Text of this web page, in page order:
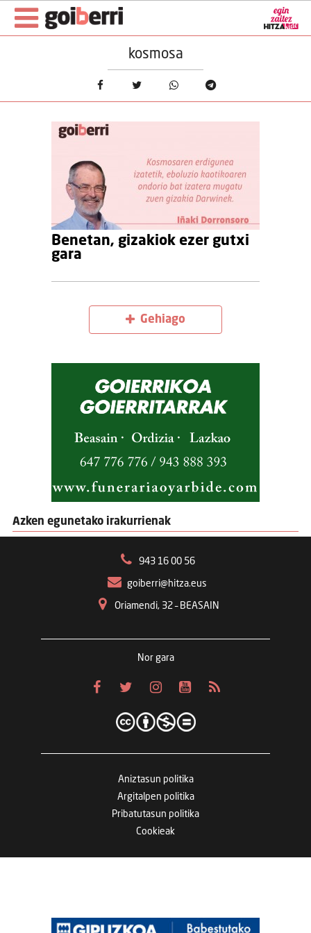
kosmosa
Benetan, gizakiok ezer gutxi
gara
Gehiago
Azken egunetako irakurrienak
943 16 00 56
goiberri@hitza.eus
Oriamendi, 32 – BEASAIN
Nor gara
Aniztasun politika
Argitalpen politika
Pribatutasun politika
Cookieak